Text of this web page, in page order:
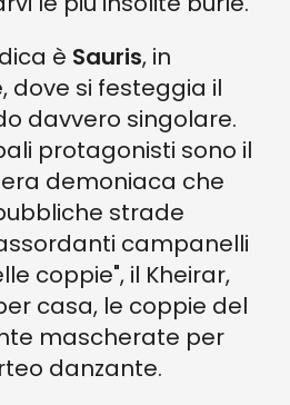
è Sauris, in
dove si festeggia il
davvero singolare.
protagonisti sono il
demoniaca che
strade
campanelli
coppie", il Kheirar,
casa, le coppie del
mascherate per
danzante.